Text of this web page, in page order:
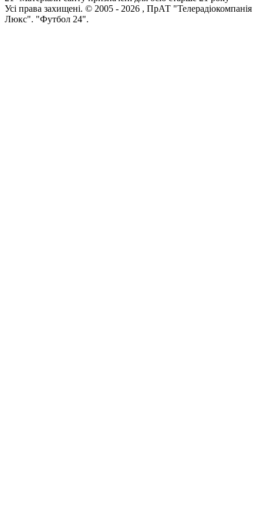
Усi права захищенi. © 2005 - 2026 , ПрАТ "Телерадіокомпанія
Люкс". "Футбол 24".